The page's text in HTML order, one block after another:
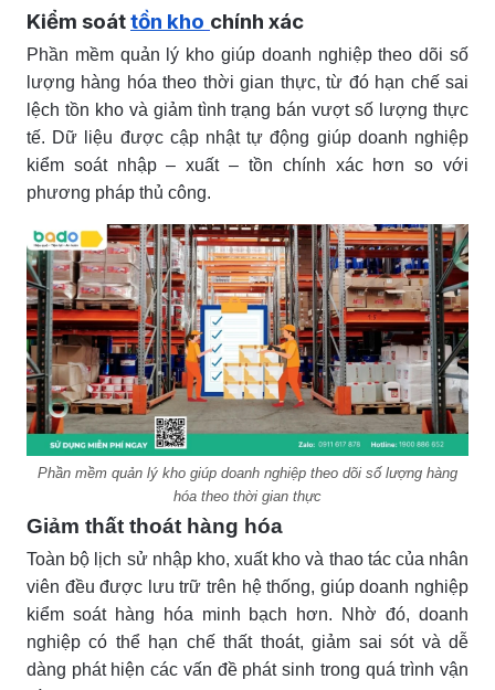
Kiểm soáttồn kho chính xác
Phần mềm quản lý kho giúp doanh nghiệp theo dõi số
lượng hàng hóa theo thời gian thực, từ đó hạn chế sai
lệch tồn kho và giảm tình trạng bán vượt số lượng thực
tế. Dữ liệu được cập nhật tự động giúp doanh nghiệp
kiểm soát nhập – xuất – tồn chính xác hơn so với
phương pháp thủ công.
Phần mềm quản lý kho giúp doanh nghiệp theo dõi số lượng hàng
hóa theo thời gian thực
Giảm thất thoát hàng hóa
Toàn bộ lịch sử nhập kho, xuất kho và thao tác của nhân
viên đều được lưu trữ trên hệ thống, giúp doanh nghiệp
kiểm soát hàng hóa minh bạch hơn. Nhờ đó, doanh
nghiệp có thể hạn chế thất thoát, giảm sai sót và dễ
dàng phát hiện các vấn đề phát sinh trong quá trình vận